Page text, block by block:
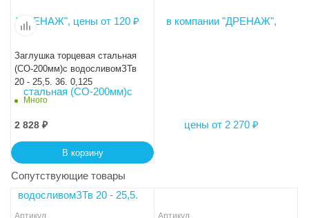
Заглушка торцевая стальная
(СО-200мм)с водосливомЗТв
20 - 25,5. 36. 0,125
Много
2 828 ₽
В корзину
Сопутствующие товары